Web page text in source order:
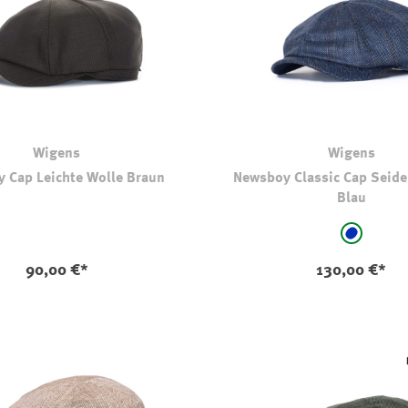
Wigens
Cap Leichte Wolle Braun
90,00 €*
Wigens
Newsboy Classic Cap
Blau
auswählen
stahlblau
130,00 €*